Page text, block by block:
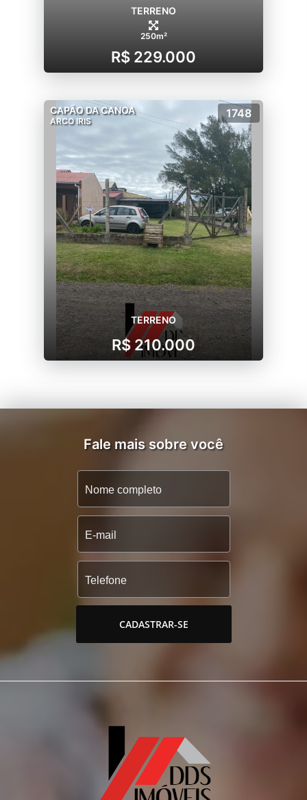
TERRENO
250m²
R$ 229.000
CAPÃO DA CANOA
ARCO IRIS
1748
TERRENO
R$ 210.000
Fale mais sobre você
CADASTRAR-SE